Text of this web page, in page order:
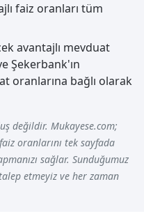
faiz oranları tüm
avantajlı mevduat
Şekerbank'ın
oranlarına bağlı olarak
değildir. Mukayese.com;
oranlarını tek sayfada
sağlar. Sunduğumuz
etmeyiz ve her zaman